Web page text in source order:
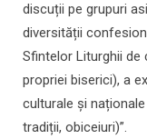
discuții pe grupuri
diversității
Sfintelor Liturghii
propriei biserici), a
culturale și
tradiții, obiceiuri)”.